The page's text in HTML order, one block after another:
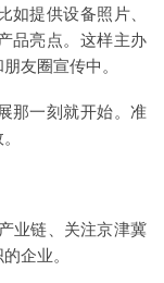
提供设备照片、
品亮点。这样主办
友圈宣传中。
那一刻就开始。准
业链、关注京津冀
企业。